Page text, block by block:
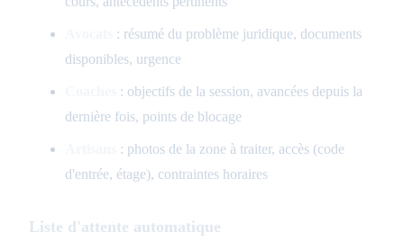
: résumé du problème juridique, documents
disponibles, urgence
: objectifs de la session, avancées depuis la
dernière fois, points de blocage
: photos de la zone à traiter, accès (code
d'entrée, étage), contraintes horaires
Liste d'attente automatique